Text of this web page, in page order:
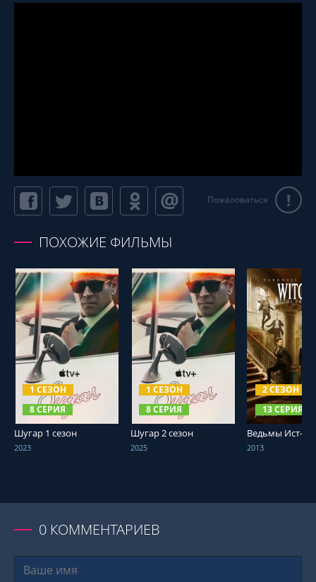
Пожаловаться !
ПОХОЖИЕ ФИЛЬМЫ
1 СЕЗОН
8 СЕРИЯ
СМОТРЕТЬ ОНЛАЙН
Шугар 1 сезон
2023
1 СЕЗОН
8 СЕРИЯ
СМОТРЕТЬ ОНЛАЙН
Шугар 2 сезон
2025
2 СЕЗОН
13 СЕРИЯ
СМОТРЕТЬ
Ведьмы Ист-
2013
0 КОММЕНТАРИЕВ